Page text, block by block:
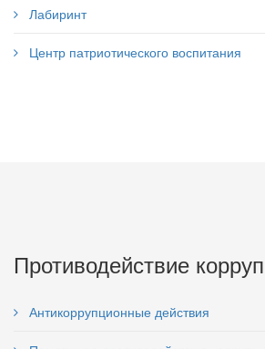
Лабиринт
Центр патриотического воспитания
Противодействие
Антикоррупционные действия